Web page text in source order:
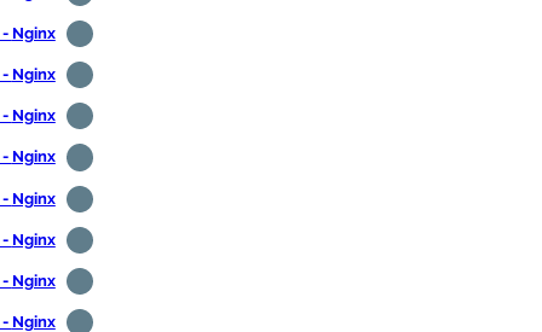
Nginx - מניעת קישור חם
Nginx - חסימת גישה ישירה לתמונות
Nginx - חסימת כתובת IP
Nginx - חסימת סוכן משתמש
Nginx - חסימת כתובת URL
Nginx - חסימת מדינה
Nginx - חסימת עיר
Nginx - חסימת יבשת